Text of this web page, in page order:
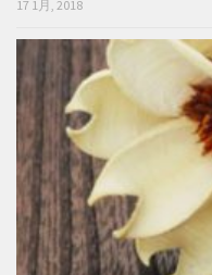
17 1月, 2018